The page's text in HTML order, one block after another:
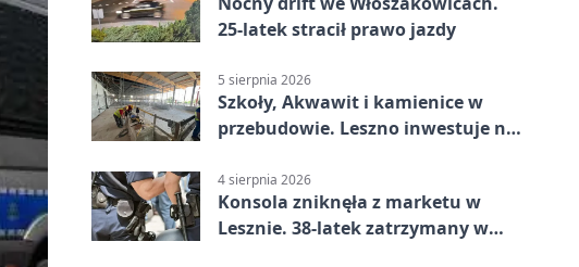
25-latek stracił prawo jazdy
5 sierpnia 2026
Szkoły, Akwawit i kamienice w
przebudowie. Leszno inwestuje na
4 sierpnia 2026
Konsola zniknęła z marketu w
Lesznie. 38-latek zatrzymany w